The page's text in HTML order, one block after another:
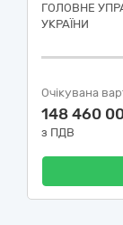
ГОЛОВНЕ
УКРАЇНИ
Очікувана
148 460
з ПДВ